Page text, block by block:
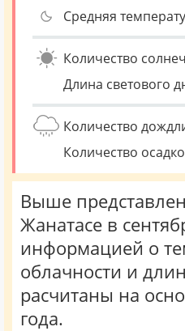
Средняя
Количество
Длина светового
Количество
Количество
Выше
Жанатасе в
информацией о
облачности и
расчитаны на
года.